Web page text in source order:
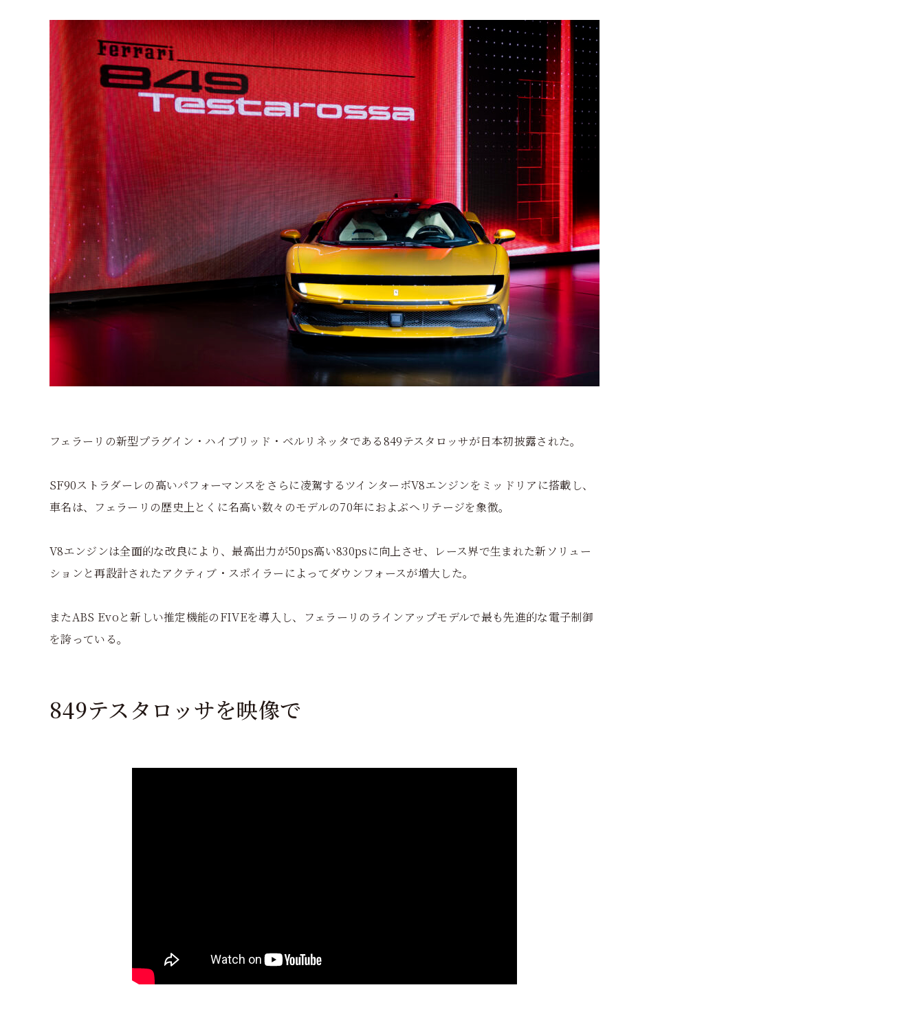
フェラーリの新型プラグイン・ハイブリッド・ベルリネッタである849テスタロッサが日本初披露された。
SF90ストラダーレの高いパフォーマンスをさらに凌駕するツインターボV8エンジンをミッドリアに搭載し、
車名は、フェラーリの歴史上とくに名高い数々のモデルの70年におよぶヘリテージを象徴。
V8エンジンは全面的な改良により、最高出力が50ps高い830psに向上させ、レース界で生まれた新ソリュー
ションと再設計されたアクティブ・スポイラーによってダウンフォースが増大した。
またABS Evoと新しい推定機能のFIVEを導入し、フェラーリのラインアップモデルで最も先進的な電子制御
を誇っている。
849テスタロッサを映像で